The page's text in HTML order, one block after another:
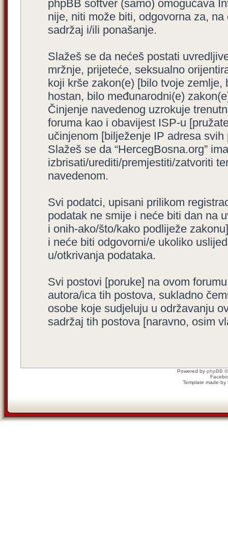
phpBB softver (samo) omogućava
nije, niti može biti, odgovorna za,
sadržaj i/ili ponašanje.
Slažeš se da nećeš postati
mržnje, prijeteće, seksualno
koji krše zakon(e) [bilo tvoje zemlje,
hostan, bilo međunarodni(e)
Činjenje navedenog uzrokuje
foruma kao i obavijest ISP-u
učinjenom [bilježenje IP adresa
Slažeš se da “HercegBosna.org”
izbrisati/urediti/premjestiti/zatvoriti
navedenom.
Svi podatci, upisani prilikom
podatak ne smije i neće biti dan na
i onih-ako/što/kako podliježe
i neće biti odgovorni/e ukoliko
u/otkrivanja podataka.
Svi postovi [poruke] na ovom
autora/ica tih postova, sukladno
osobe koje sudjeluju u održavanju
sadržaj tih postova [naravno, osim
Powered by phpBB
Template made by